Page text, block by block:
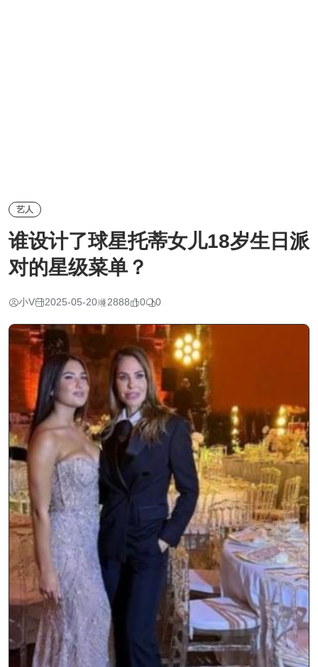
艺人
谁设计了球星托蒂女儿18岁生日派
对的星级菜单？
小V 2025-05-20 2888 0 0